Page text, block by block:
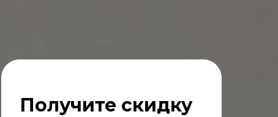
Получите скидку